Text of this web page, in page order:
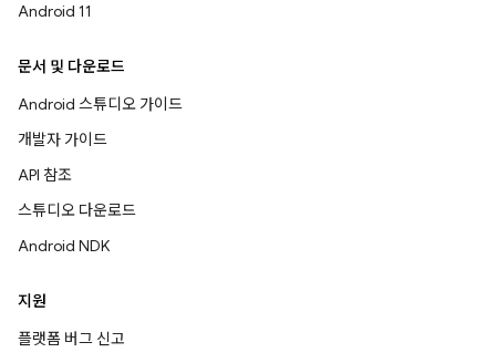
Android 11
문서 및 다운로드
Android 스튜디오 가이드
개발자 가이드
API 참조
스튜디오 다운로드
Android NDK
지원
플랫폼 버그 신고